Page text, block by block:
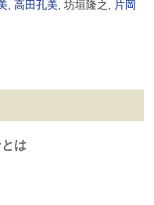
,高田孔美 , 坊垣隆之, 片岡
は